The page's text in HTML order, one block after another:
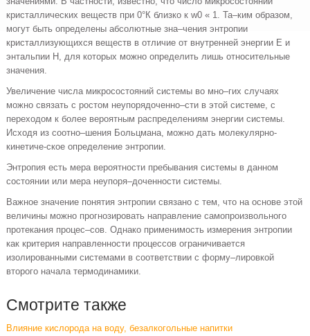
кристаллических веществ при 0°К близко к w0 « 1. Та–ким образом,
могут быть определены абсолютные зна–чения энтропии
кристаллизующихся веществ в отличие от внутренней энергии Е и
энтальпии Н, для которых можно определить лишь относительные
значения.
Увеличение числа микросостояний системы во мно–гих случаях
можно связать с ростом неупорядоченно–сти в этой системе, с
переходом к более вероятным распределениям энергии системы.
Исходя из соотно–шения Больцмана, можно дать молекулярно-
кинетиче-ское определение энтропии.
Энтропия есть мера вероятности пребывания системы в данном
состоянии или мера неупоря–доченности системы.
Важное значение понятия энтропии связано с тем, что на основе этой
величины можно прогнозировать направление самопроизвольного
протекания процес–сов. Однако применимость измерения энтропии
как критерия направленности процессов ограничивается
изолированными системами в соответствии с форму–лировкой
второго начала термодинамики.
Смотрите также
Влияние кислорода на воду, безалкогольные напитки